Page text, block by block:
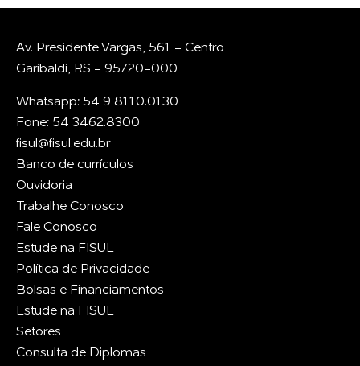
Av. Presidente Vargas, 561 - Centro
Garibaldi, RS - 95720-000
Whatsapp: 54 9 8110.0130
Fone: 54 3462.8300
fisul@fisul.edu.br
Banco de currículos
Ouvidoria
Trabalhe Conosco
Fale Conosco
Estude na FISUL
Política de Privacidade
Bolsas e Financiamentos
Estude na FISUL
Setores
Consulta de Diplomas